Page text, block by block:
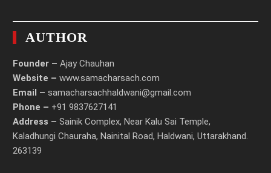
AUTHOR
Founder – Ajay Chauhan
Website – www.samacharsach.com
Email – samacharsachhaldwani@gmail.com
Phone – +91 9837627141
Address – Sainik Complex, Near Kalu Sai Temple,
Kaladhungi Chauraha, Nainital Road, Haldwani, Uttarakhand.
263139